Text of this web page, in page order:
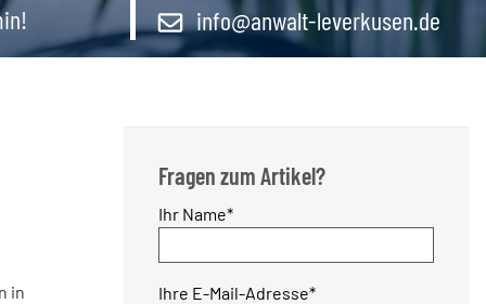
info@anwalt-leverkusen.de
in
Fragen zum Artikel?
Pflichtfeld
Ihr Name*
Pflichtfeld
Ihre E-Mail-Adresse*